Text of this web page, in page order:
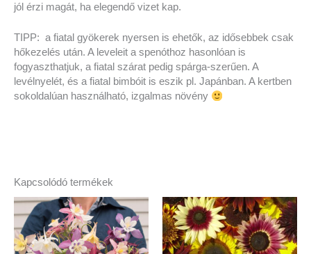
jól érzi magát, ha elegendő vizet kap.
TIPP: a fiatal gyökerek nyersen is ehetők, az idősebbek csak
hőkezelés után. A leveleit a spenóthoz hasonlóan is
fogyaszthatjuk, a fiatal szárat pedig spárga-szerűen. A
levélnyelét, és a fiatal bimbóit is eszik pl. Japánban. A kertben
sokoldalúan használható, izgalmas növény
Kapcsolódó termékek